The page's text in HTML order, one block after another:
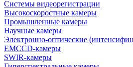
Cистемы видеорегистрации
Высокоскоростные камеры
Промышленные камеры
Научные камеры
Электронно-оптические
EMCCD-камеры
SWIR-камеры